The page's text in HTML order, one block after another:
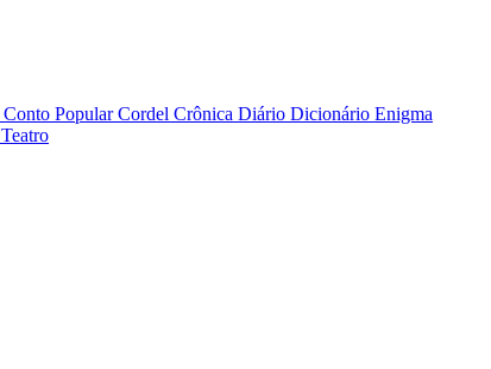
Conto PopularCordel Crônica Diário Dicionário Enigma
Teatro